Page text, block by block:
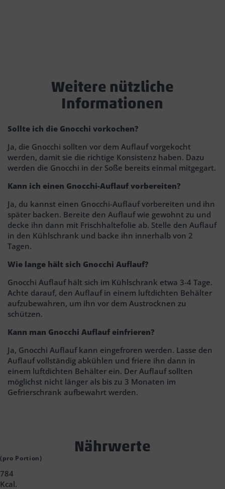
Weitere nützliche
Informationen
Sollte ich die Gnocchi vorkochen?
Ja, die Gnocchi sollten vor dem Auflauf vorgekocht
werden, damit sie die richtige Konsistenz haben. Dazu
werden die Gnocchi in der Soße bereits einmal mitgegart.
Kann ich einen Gnocchi-Auflauf vorbereiten?
Ja, du kannst einen Gnocchi-Auflauf vorbereiten und ihn
später backen. Bereite den Auflauf wie gewohnt zu und
decke ihn dann mit Frischhaltefolie ab. Stelle den Auflauf
in den Kühlschrank und backe ihn innerhalb von 2
Tagen.
Wie lange hält sich Gnocchi Auflauf?
Gnocchi Auflauf hält sich im Kühlschrank etwa 3-4 Tage.
Achte darauf, den Auflauf in einem luftdichten Behälter
aufzubewahren, um ihn vor dem Austrocknen zu
schützen.
Kann man Gnocchi Auflauf einfrieren?
Ja, Gnocchi Auflauf kann eingefroren werden. Lasse den
Auflauf vollständig abkühlen und friere ihn dann in
einem luftdichten Behälter ein. Der Auflauf sollten
möglichst nicht länger als bis zu 3 Monaten im
Gefrierschrank aufbewahrt werden.
Block
Headline
Nährwerte
(pro Portion)
784
Kcal.